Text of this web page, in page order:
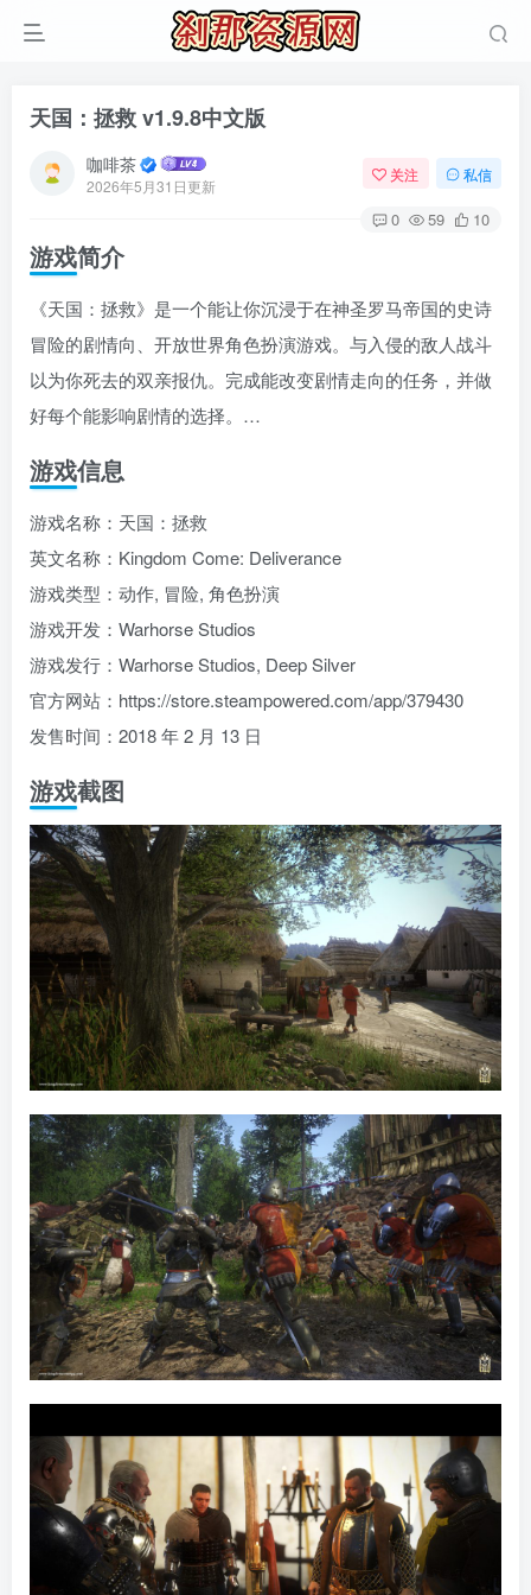
天国：拯救 v1.9.8中文版
咖啡茶
2026年5月31日更新
关注 私信
0 59 10
游戏简介
《天国：拯救》是一个能让你沉浸于在神圣罗马帝国的史诗
冒险的剧情向、开放世界角色扮演游戏。与入侵的敌人战斗
以为你死去的双亲报仇。完成能改变剧情走向的任务，并做
好每个能影响剧情的选择。…
游戏信息
游戏名称：天国：拯救
英文名称：Kingdom Come: Deliverance
游戏类型：动作, 冒险, 角色扮演
游戏开发：Warhorse Studios
游戏发行：Warhorse Studios, Deep Silver
官方网站：https://store.steampowered.com/app/379430
发售时间：2018 年 2 月 13 日
游戏截图